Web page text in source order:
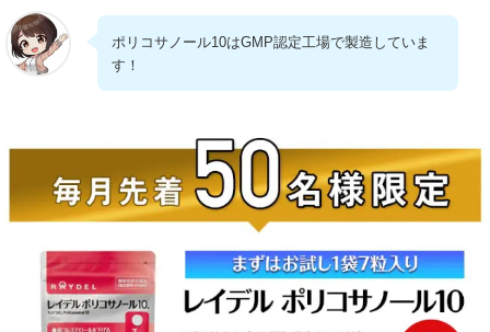
ポリコサノール10はGMP認定工場で製造していま
す！